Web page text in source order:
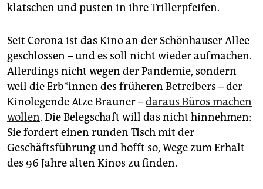
klatschen und pusten in ihre Trillerpfeifen.
Seit Corona ist das Kino an der Schönhauser Allee
geschlossen – und es soll nicht wieder aufmachen.
Allerdings nicht wegen der Pandemie, sondern
weil die Er­b*in­nen des früheren Betreibers – der
Kinolegende Atze Brauner –daraus Büros machen
wollen. Die Belegschaft will das nicht hinnehmen:
Sie fordert einen runden Tisch mit der
Geschäftsführung und hofft so, Wege zum Erhalt
des 96 Jahre alten Kinos zu finden.